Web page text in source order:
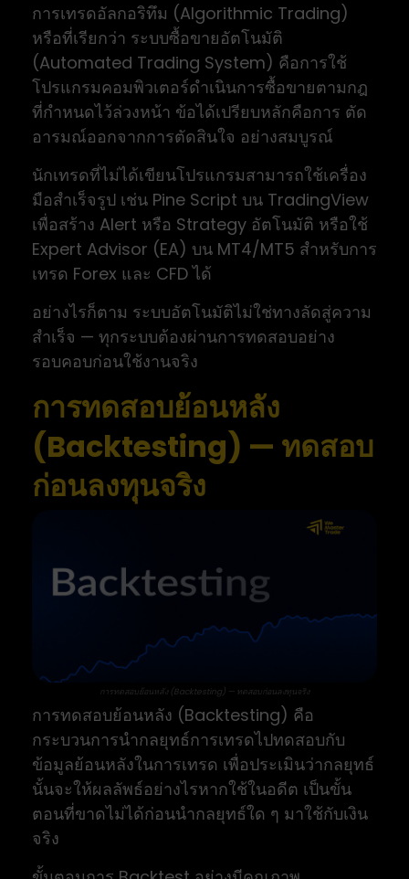
การเทรดอัลกอริทึม (Algorithmic Trading)
หรือที่เรียกว่า ระบบซื้อขายอัตโนมัติ
(Automated Trading System) คือการใช้
โปรแกรมคอมพิวเตอร์ดำเนินการซื้อขายตามกฎ
ที่กำหนดไว้ล่วงหน้า ข้อได้เปรียบหลักคือการ ตัด
อารมณ์ออกจากการตัดสินใจ อย่างสมบูรณ์
นักเทรดที่ไม่ได้เขียนโปรแกรมสามารถใช้เครื่อง
มือสำเร็จรูป เช่น Pine Script บน TradingView
เพื่อสร้าง Alert หรือ Strategy อัตโนมัติ หรือใช้
Expert Advisor (EA) บน MT4/MT5 สำหรับการ
เทรด Forex และ CFD ได้
อย่างไรก็ตาม ระบบอัตโนมัติไม่ใช่ทางลัดสู่ความ
สำเร็จ — ทุกระบบต้องผ่านการทดสอบอย่าง
รอบคอบก่อนใช้งานจริง
การทดสอบย้อนหลัง
(Backtesting) — ทดสอบ
ก่อนลงทุนจริง
การทดสอบย้อนหลัง (Backtesting) — ทดสอบก่อนลงทุนจริง
การทดสอบย้อนหลัง (Backtesting) คือ
กระบวนการนำกลยุทธ์การเทรดไปทดสอบกับ
ข้อมูลย้อนหลังในการเทรด เพื่อประเมินว่ากลยุทธ์
นั้นจะให้ผลลัพธ์อย่างไรหากใช้ในอดีต เป็นขั้น
ตอนที่ขาดไม่ได้ก่อนนำกลยุทธ์ใด ๆ มาใช้กับเงิน
จริง